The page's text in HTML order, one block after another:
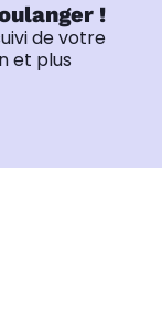
!
de votre
et plus